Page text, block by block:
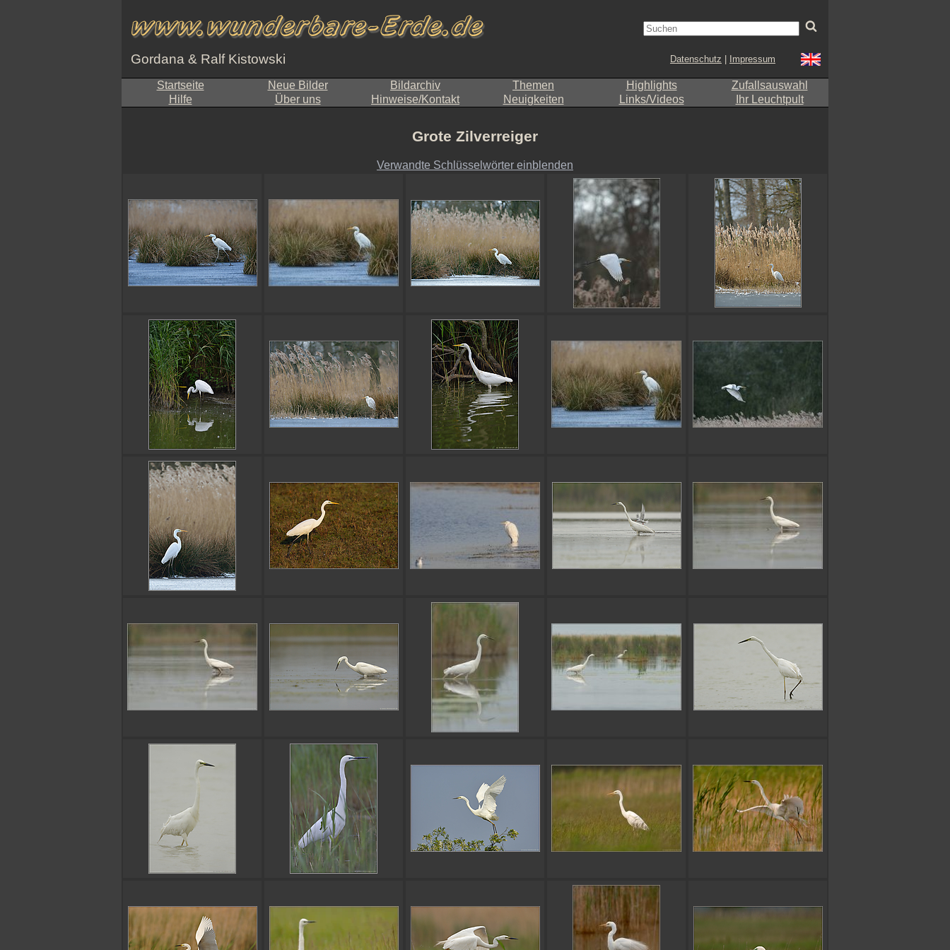
Gordana & Ralf Kistowski Datenschutz Impressum
Startseite Neue Bilder Bildarchiv Themen Highlights
Zufallsauswahl
Hilfe
Über uns Hinweise/Kontakt Neuigkeiten Links/Videos Ihr Leuchtpult
Grote Zilverreiger
Verwandte Schlüsselwörter einblenden